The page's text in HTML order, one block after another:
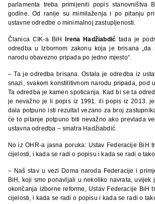
parlamenta treba primijeniti popis stanovništva
godine. Od ranije su mimilaženja i po pitanju
ustavne odredbe o minimalnoj zastupljenosti.
Članica CIK-a BiHIrena Hadžiabdić tada je
odredba u Izbornom zakonu koja je brisana „da
narodu obavezno pripada po jedno mjesto“.
– Ta je odredba brisana. Ostala je odredba iz
snazi, svakom konstititivnom narodu pripada, pod
Ta odredba je kamen spoticanja. Kad bi se ta
je nevažno je li popis iz 1991. ili popis iz 2013.
dala potpuno isti rezultat vezano za broj
će to pitanje potpuno biti nevažno ako prevlada
ustavna odredba – smatra Hadžiabdić.
No iz OHR-a jasna poruka: Ustav Federacije BiH
cijelosti, i kada se radi o popisu i kada se radi o
– Naš stav u vezi Doma naroda Federacije i
BiH, koji smo ponavljali u nekoliko navrata, uvijek
okončanja izborne reforme, Ustav Federacije BiH
cijelosti, i kada se radi o popisu i kada se radi o